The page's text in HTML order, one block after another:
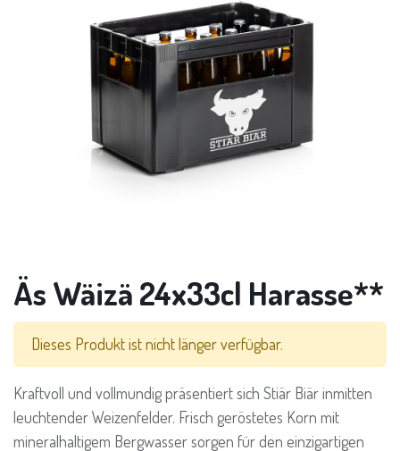
Äs Wäizä 24x33cl Harasse**
Dieses Produkt ist nicht länger verfügbar.
Kraftvoll und vollmundig präsentiert sich Stiär Biär inmitten
leuchtender Weizenfelder. Frisch geröstetes Korn mit
mineralhaltigem Bergwasser sorgen für den einzigartigen